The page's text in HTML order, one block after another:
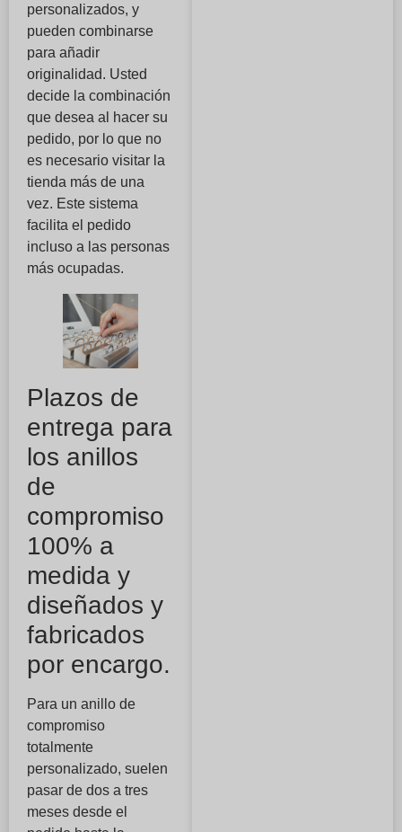
personalizados, y
pueden combinarse
para añadir
originalidad. Usted
decide la combinación
que desea al hacer su
pedido, por lo que no
es necesario visitar la
tienda más de una
vez. Este sistema
facilita el pedido
incluso a las personas
más ocupadas.
Plazos de
entrega para
los anillos
de
compromiso
100% a
medida y
diseñados y
fabricados
por encargo.
Para un anillo de
compromiso
totalmente
personalizado, suelen
pasar de dos a tres
meses desde el